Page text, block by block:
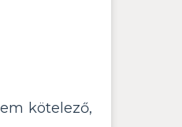
kötelező,